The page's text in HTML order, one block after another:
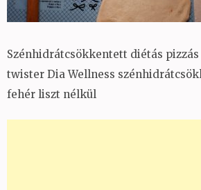
Szénhidrátcsökkentett diétás pizzás
twister Dia Wellness
fehér liszt nélkül